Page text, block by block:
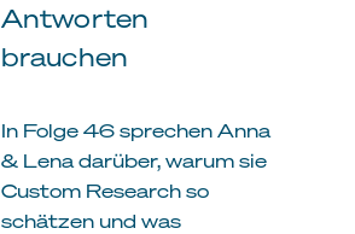
Antworten
brauchen
In Folge 46 sprechen Anna
& Lena darüber, warum sie
Custom Research so
schätzen und was